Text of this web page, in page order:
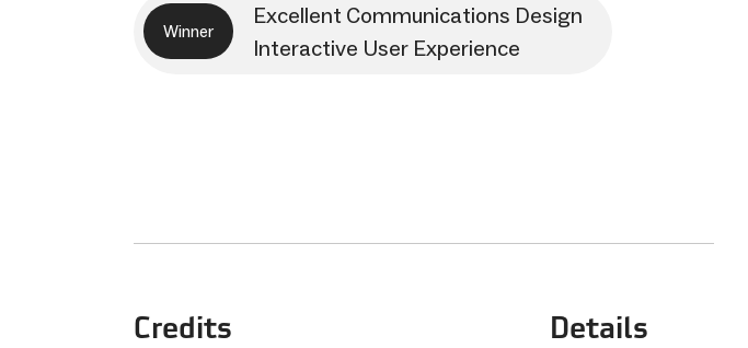
Winner
Excellent Communications Design
Interactive User Experience
Credits Details